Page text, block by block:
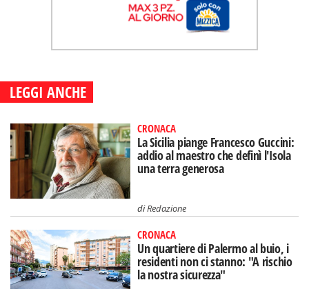
LEGGI ANCHE
CRONACA
La Sicilia piange Francesco Guccini:
addio al maestro che definì l'Isola
una terra generosa
diRedazione
CRONACA
Un quartiere di Palermo al buio, i
residenti non ci stanno: "A rischio
la nostra sicurezza"